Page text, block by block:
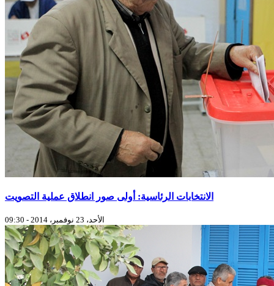
الانتخابات الرئاسية: أولى صور انطلاق عملية التصويت
الأحد، 23 نوفمبر، 2014 - 09:30